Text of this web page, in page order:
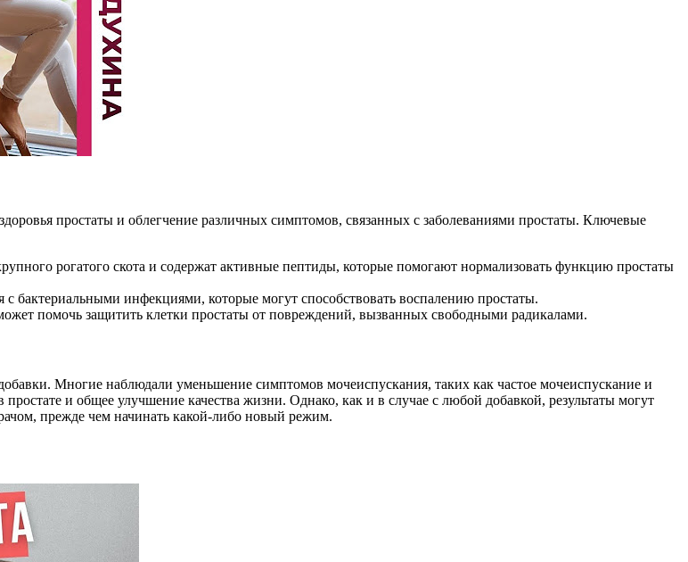
простаты и облегчение различных симптомов, связанных с заболеваниями простаты. Ключевые
рогатого скота и содержат активные пептиды, которые помогают нормализовать функцию простаты
бактериальными инфекциями, которые могут способствовать воспалению простаты.
помочь защитить клетки простаты от повреждений, вызванных свободными радикалами.
Многие наблюдали уменьшение симптомов мочеиспускания, таких как частое мочеиспускание и
и общее улучшение качества жизни. Однако, как и в случае с любой добавкой, результаты могут
прежде чем начинать какой-либо новый режим.